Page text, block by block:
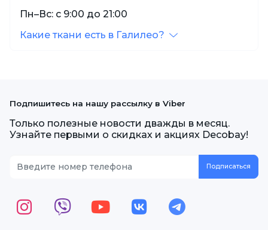
Пн–Вс: с 9:00 до 21:00
Какие ткани есть в Галилео?
Подпишитесь на нашу рассылку в Viber
Только полезные новости дважды в месяц.
Узнайте первыми о скидках и акциях Decobay!